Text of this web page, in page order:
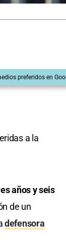
preferidos en
a la
años y seis
de un
defensora